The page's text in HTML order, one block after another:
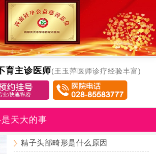
育主诊医师(王玉萍医师诊疗经验丰富)
天大的事
精子头部畸形是什么原因